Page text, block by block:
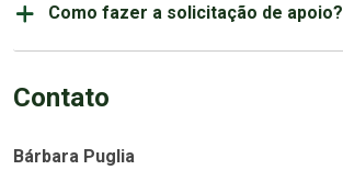
Como fazer a solicitação de apoio?
Contato
Bárbara Puglia